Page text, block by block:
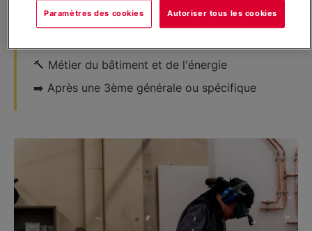
🕑 1 ou 2 ans
🔨​​​ Métier du bâtiment et de l'énergie
➡️​ Après une 3ème générale ou spécifique
Paramètres des cookies Autoriser tous les cookies